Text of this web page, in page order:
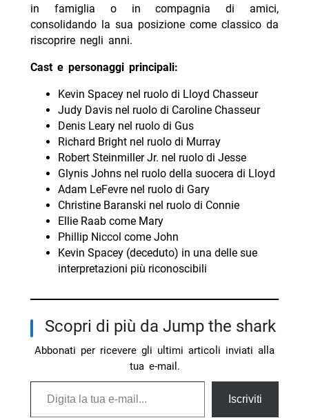
in famiglia o in compagnia di amici,
consolidando la sua posizione come classico da
riscoprire negli anni.
Cast e personaggi principali:
Kevin Spacey nel ruolo di Lloyd Chasseur
Judy Davis nel ruolo di Caroline Chasseur
Denis Leary nel ruolo di Gus
Richard Bright nel ruolo di Murray
Robert Steinmiller Jr. nel ruolo di Jesse
Glynis Johns nel ruolo della suocera di Lloyd
Adam LeFevre nel ruolo di Gary
Christine Baranski nel ruolo di Connie
Ellie Raab come Mary
Phillip Niccol come John
Kevin Spacey (deceduto) in una delle sue
interpretazioni più riconoscibili
Scopri di più da Jump the shark
Abbonati per ricevere gli ultimi articoli inviati alla
tua e-mail.
Digita la tua e-mail...
Iscriviti